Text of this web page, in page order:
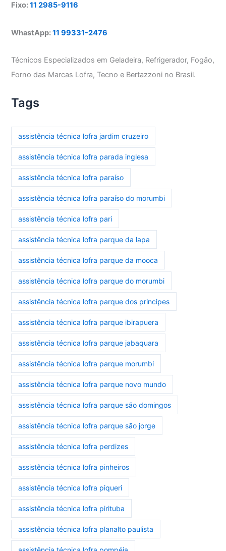
Fixo:11 2985-9116
WhastApp:11 99331-2476
Técnicos Especializados em Geladeira, Refrigerador, Fogão,
Forno das Marcas Lofra, Tecno e Bertazzoni no Brasil.
Tags
assistência técnica lofra jardim cruzeiro
assistência técnica lofra parada inglesa
assistência técnica lofra paraíso
assistência técnica lofra paraíso do morumbi
assistência técnica lofra pari
assistência técnica lofra parque da lapa
assistência técnica lofra parque da mooca
assistência técnica lofra parque do morumbi
assistência técnica lofra parque dos principes
assistência técnica lofra parque ibirapuera
assistência técnica lofra parque jabaquara
assistência técnica lofra parque morumbi
assistência técnica lofra parque novo mundo
assistência técnica lofra parque são domingos
assistência técnica lofra parque são jorge
assistência técnica lofra perdizes
assistência técnica lofra pinheiros
assistência técnica lofra piqueri
assistência técnica lofra pirituba
assistência técnica lofra planalto paulista